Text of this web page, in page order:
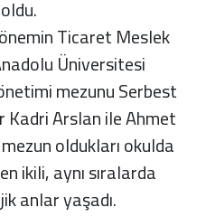
Ticaret Meslek
Üniversitesi
mezunu Serbest
Arslan ile Ahmet
oldukları okulda
ikili, aynı sıralarda
anlar yaşadı.